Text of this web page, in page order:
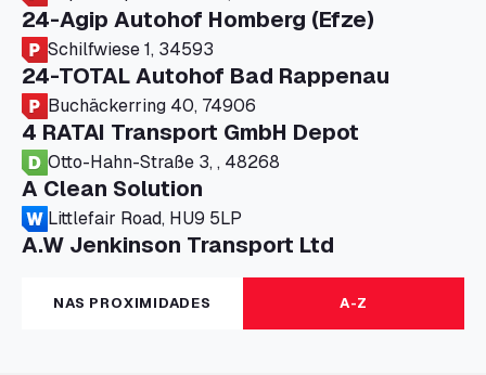
24-Agip Autohof Homberg (Efze)
Schilfwiese 1, 34593
24-TOTAL Autohof Bad Rappenau
Buchäckerring 40, 74906
4 RATAI Transport GmbH Depot
Otto-Hahn-Straße 3, , 48268
A Clean Solution
Littlefair Road, HU9 5LP
A.W Jenkinson Transport Ltd
Progress House, ME11 5GA
A+G Nettetal - Depot Parking
Am Panneschopp 7, 41334
NAS PROXIMIDADES A-Z